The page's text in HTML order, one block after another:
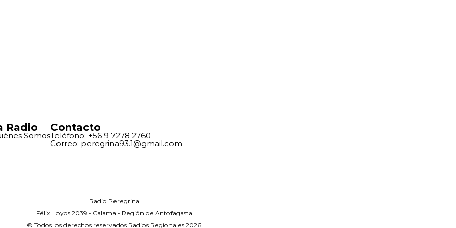
Radio
Somos
Contacto
Teléfono: +56 9 7278 2760
Correo: peregrina93.1@gmail.com
Radio Peregrina
Félix Hoyos 2039 - Calama - Región de Antofagasta
© Todos los derechos reservados Radios Regionales 2026